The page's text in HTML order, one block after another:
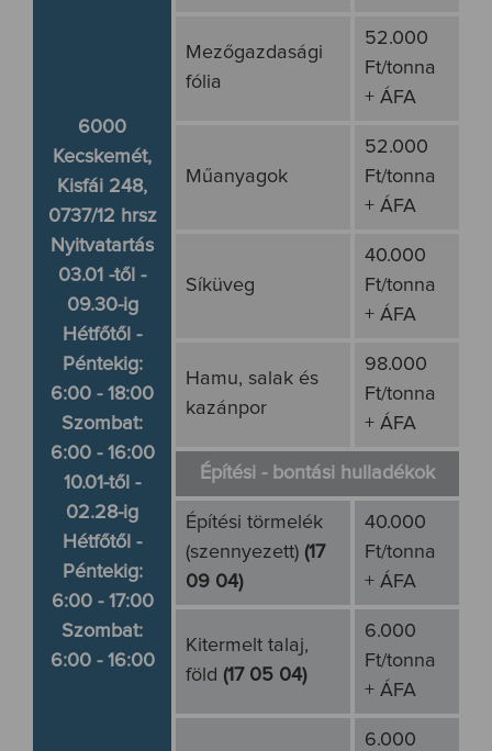
6000
Kecskemét,
Kisfái 248,
0737/12 hrsz
Nyitvatartás
03.01 -től -
09.30-ig
Hétfőtől -
Péntekig:
6:00 - 18:00
Szombat:
6:00 - 16:00
10.01-től -
02.28-ig
Hétfőtől -
Péntekig:
6:00 - 17:00
Szombat:
6:00 - 16:00
Mezőgazdasági
fólia
52.000
Ft/tonna
+ ÁFA
Műanyagok
52.000
Ft/tonna
+ ÁFA
Síküveg
40.000
Ft/tonna
+ ÁFA
Hamu, salak és
kazánpor
98.000
Ft/tonna
+ ÁFA
Építési - bontási hulladékok
Építési törmelék
(szennyezett) (17
09 04)
40.000
Ft/tonna
+ ÁFA
Kitermelt talaj,
föld (17 05 04)
6.000
Ft/tonna
+ ÁFA
6.000